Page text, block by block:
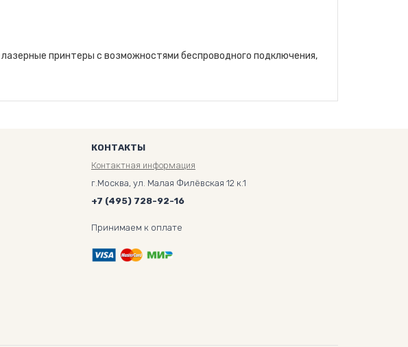
принтеры с возможностями беспроводного подключения,
КОНТАКТЫ
Контактная информация
г.Москва, ул. Малая Филёвская 12 к.1
+7 (495) 728-92-16
Принимаем к оплате